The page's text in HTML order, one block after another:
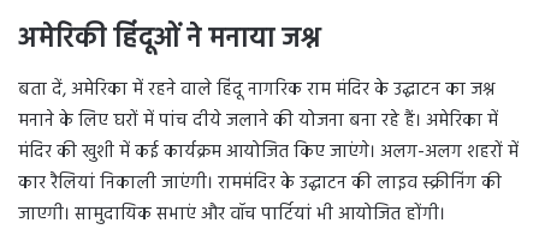
अमेरिकी हिंदूओं ने मनाया जश्न
बता दें, अमेरिका में रहने वाले हिंदू नागरिक राम मंदिर के उद्घाटन का जश्न
मनाने के लिए घरों में पांच दीये जलाने की योजना बना रहे हैं। अमेरिका में
मंदिर की खुशी में कई कार्यक्रम आयोजित किए जाएंगे। अलग-अलग शहरों में
कार रैलियां निकाली जाएंगी। राममंदिर के उद्घाटन की लाइव स्क्रीनिंग की
जाएगी। सामुदायिक सभाएं और वॉच पार्टियां भी आयोजित होंगी।